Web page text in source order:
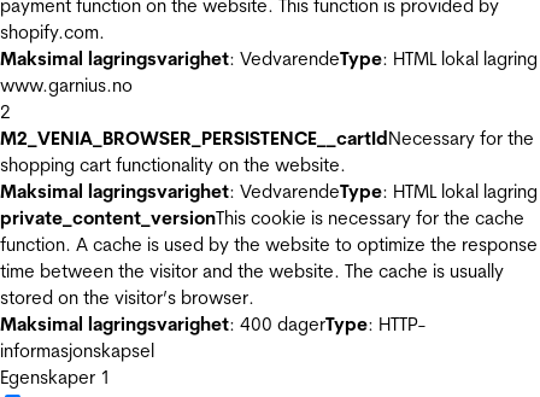
payment function on the website. This function is provided by
shopify.com.
Maksimal lagringsvarighet: VedvarendeType: HTML lokal lagring
www.garnius.no
2
M2_VENIA_BROWSER_PERSISTENCE__cartIdNecessary for the
shopping cart functionality on the website.
Maksimal lagringsvarighet: VedvarendeType: HTML lokal lagring
private_content_versionThis cookie is necessary for the cache
function. A cache is used by the website to optimize the response
time between the visitor and the website. The cache is usually
stored on the visitor’s browser.
Maksimal lagringsvarighet: 400 dagerType: HTTP-
informasjonskapsel
Egenskaper 1